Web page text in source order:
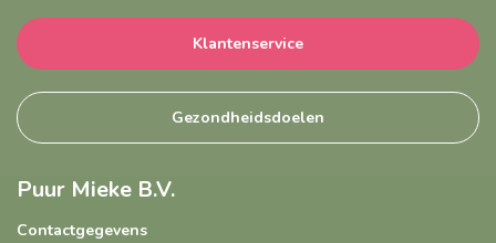
Klantenservice
Gezondheidsdoelen
Puur Mieke B.V.
Contactgegevens